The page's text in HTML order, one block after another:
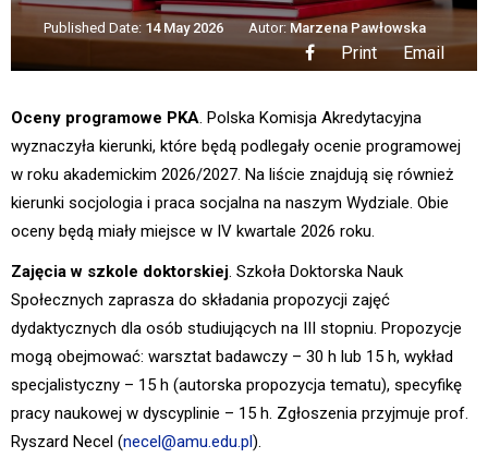
Print Email
Published Date: 14 May 2026 Autor: Marzena Pawłowska
Oceny programowe PKA. Polska Komisja Akredytacyjna
wyznaczyła kierunki, które będą podlegały ocenie programowej
w roku akademickim 2026/2027. Na liście znajdują się również
kierunki socjologia i praca socjalna na naszym Wydziale. Obie
oceny będą miały miejsce w IV kwartale 2026 roku.
Zajęcia w szkole doktorskiej. Szkoła Doktorska Nauk
Społecznych zaprasza do składania propozycji zajęć
dydaktycznych dla osób studiujących na III stopniu. Propozycje
mogą obejmować: warsztat badawczy – 30 h lub 15 h, wykład
specjalistyczny – 15 h (autorska propozycja tematu), specyfikę
pracy naukowej w dyscyplinie – 15 h. Zgłoszenia przyjmuje prof.
Ryszard Necel (necel@amu.edu.pl).